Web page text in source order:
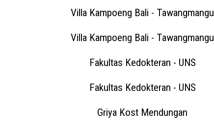
Villa Kampoeng Bali - Tawangmangu
Villa Kampoeng Bali - Tawangmangu
Fakultas Kedokteran - UNS
Fakultas Kedokteran - UNS
Griya Kost Mendungan